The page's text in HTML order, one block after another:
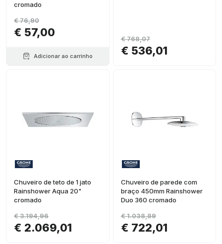
cromado
€ 57,00
€ 76,90
Adicionar ao carrinho € 536,01
€ 768,07
Chuveiro de teto de 1 jato
Rainshower Aqua 20"
cromado
€ 2.069,01
€ 3.194,96
Chuveiro de parede com
braço 450mm Rainshower
Duo 360 cromado
€ 722,01
€ 1.038,89